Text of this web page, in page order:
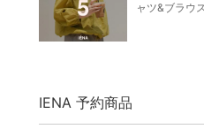
ャツ&ブラウ
IENA 予約商品